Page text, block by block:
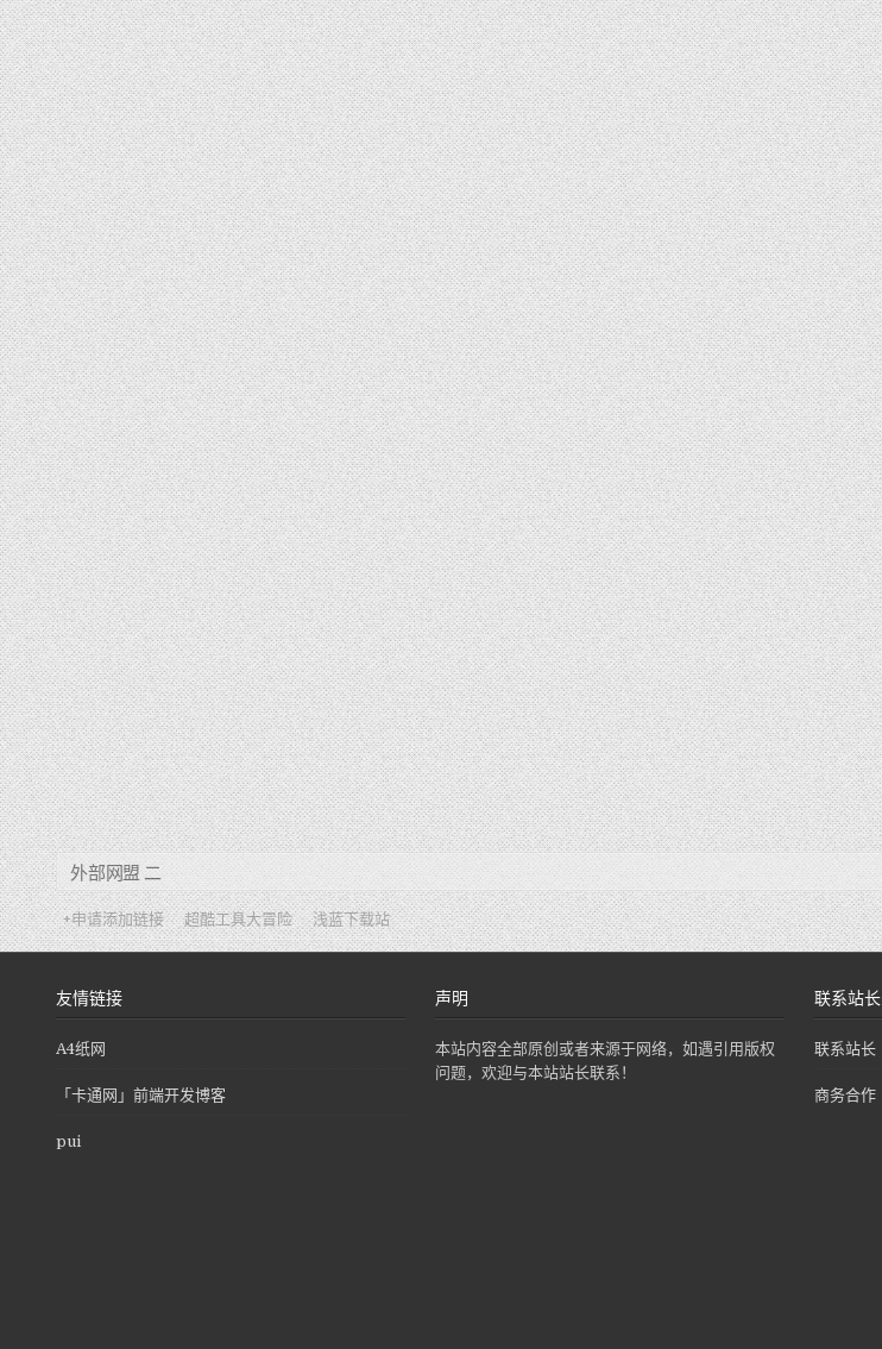
外部网盟 二
+申请添加链接 超酷工具大冒险 浅蓝下载站
友情链接
A4纸网
「卡通网」前端开发博客
pui
声明
本站内容全部原创或者来源于网络，如遇引用版权
问题，欢迎与本站站长联系！
联系站长
联系站长
商务合作